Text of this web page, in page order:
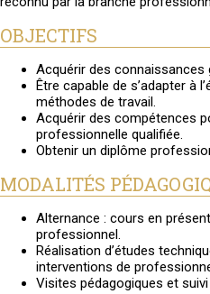
OBJECTIFS
Acquérir des
Être capable de s’adapter à
méthodes de travail.
Acquérir des compétences
professionnelle qualifiée.
Obtenir un diplôme
MODALITÉS
Alternance : cours en
professionnel.
Réalisation d’études
interventions de
Visites pédagogiques et